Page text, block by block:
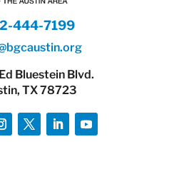
444-7199
Bluestein Blvd.
TX 78723